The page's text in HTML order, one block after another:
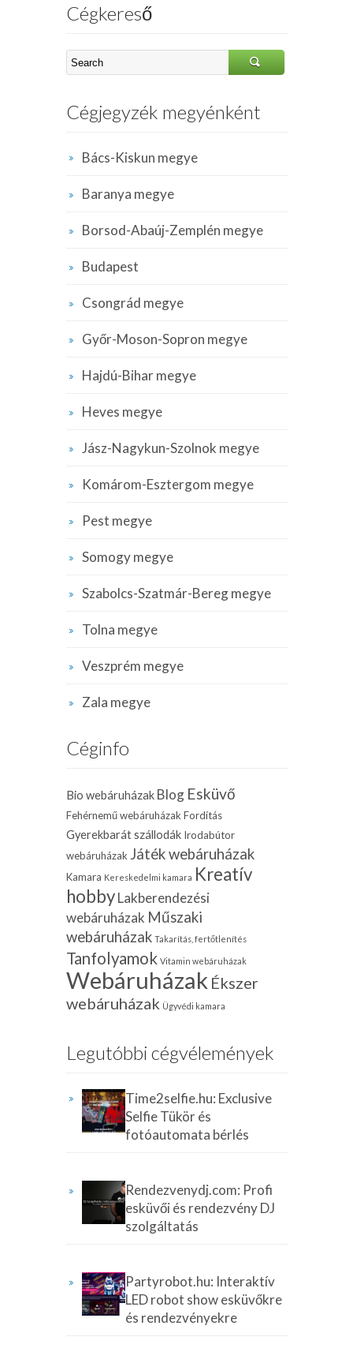
Cégkereső
Cégjegyzék megyénként
Bács-Kiskun megye
Baranya megye
Borsod-Abaúj-Zemplén megye
Budapest
Csongrád megye
Győr-Moson-Sopron megye
Hajdú-Bihar megye
Heves megye
Jász-Nagykun-Szolnok megye
Komárom-Esztergom megye
Pest megye
Somogy megye
Szabolcs-Szatmár-Bereg megye
Tolna megye
Veszprém megye
Zala megye
Céginfo
Bio webáruházak Blog Esküvő
Fehérnemű webáruházak Fordítás
Gyerekbarát szállodák Irodabútor
webáruházak Játék webáruházak
Kamara Kereskedelmi kamara Kreatív
hobbyLakberendezési
webáruházak Műszaki
webáruházak Takarítás, fertőtlenítés
Tanfolyamok Vitamin webáruházak
Webáruházak Ékszer
webáruházak Ügyvédi kamara
Legutóbbi cégvélemények
Time2selfie.hu: Exclusive
Selfie Tükör és
fotóautomata bérlés
Rendezvenydj.com: Profi
esküvői és rendezvény DJ
szolgáltatás
Partyrobot.hu: Interaktív
LED robot show esküvőkre
és rendezvényekre